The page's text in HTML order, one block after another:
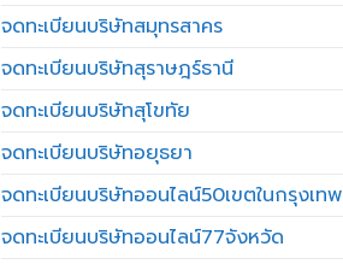
จดทะเบียนบริษัทสมุทรสาคร
จดทะเบียนบริษัทสุราษฎร์ธานี
จดทะเบียนบริษัทสุโขทัย
จดทะเบียนบริษัทอยุธยา
จดทะเบียนบริษัทออนไลน์50เขตในกรุงเทพ
จดทะเบียนบริษัทออนไลน์77จังหวัด